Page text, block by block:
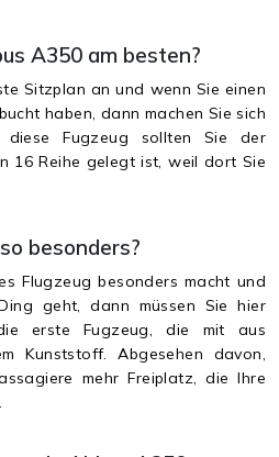
A350 am besten?
Sitzplan an und wenn Sie einen
haben, dann machen Sie sich
Fugzeug sollten Sie der
16 Reihe gelegt ist, weil dort Sie
besonders?
Flugzeug besonders macht und
geht, dann müssen Sie hier
erste Fugzeug, die mit aus
Kunststoff. Abgesehen davon,
mehr Freiplatz, die Ihre